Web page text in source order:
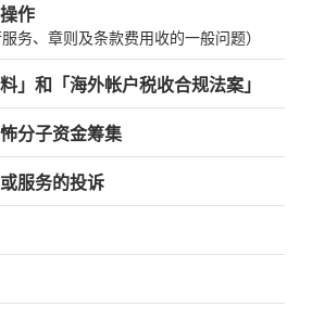
作
服务、章则及条款费用收的一般问题）
」和「海外帐户税收合规法案」
分子资金筹集
服务的投诉